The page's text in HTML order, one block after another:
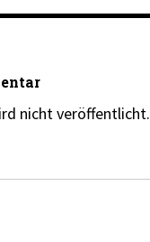
nicht veröffentlicht.